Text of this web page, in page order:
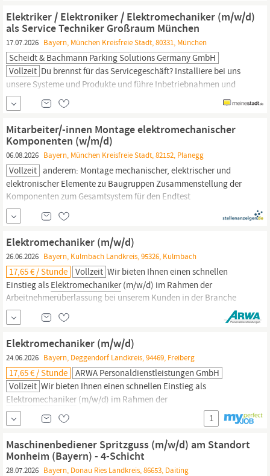
nächstmöglichen Zeitpunkt einen
(m/w/d)
Elektriker / Elektroniker / Elektromechaniker (m/w/d)
als Service Techniker Großraum München
17.07.2026 Bayern, München Kreisfreie Stadt, 80331, München
Scheidt & Bachmann Parking Solutions Germany GmbH
Vollzeit Du brennst für das Servicegeschäft? Installiere bei uns
unsere Systeme und Produkte und führe Inbetriebnahmen und
Wartungen durch. Analysiere und behebe Störungen unserer
Produkte sowie Zubehör wie Sprech- und Videoanlagen und sorge
so für einen zufriedenen Kunden. Du arbeitest gerne mit
Menschen? Bei uns weist du;das Personal unserer Kunden in
unsere Produkte ein und...
Mitarbeiter/-innen Montage elektromechanischer
Komponenten (w/m/d)
06.08.2026 Bayern, München Kreisfreie Stadt, 82152, Planegg
Vollzeit anderem: Montage mechanischer, elektrischer und
elektronischer Elemente zu Baugruppen Zusammenstellung der
Komponenten zum Gesamtsystem für den Endtest
Inbetriebnahme mit vollständigen Funktionstest der
Einzelkomponenten Ihr Profil Abgeschlossene Ausbildung als
Mechatroniker, Mechaniker, Feinmechaniker,
Techniker oder vergleichbare...
Elektromechaniker (m/w/d)
26.06.2026 Bayern, Kulmbach Landkreis, 95326, Kulmbach
17,65 € / Stunde Vollzeit Wir bieten Ihnen einen schnellen
Einstieg als Elektromechaniker(m/w/d) im Rahmen der
Arbeitnehmerüberlassung bei unserem Kunden in der Branche
Elektrotechnik & Elektronik an. Ihr neuer Job ist in Vollzeit und
befindet sich in Kulmbach. Wir bieten Ihnen Rabatte bei über 200
namhaften Anbietern Sicherer Arbeitsplatz Übertarifliche
Elektromechaniker (m/w/d)
24.06.2026 Bayern, Deggendorf Landkreis, 94469, Freiberg
17,65 € / Stunde
ARWA Personaldienstleistungen GmbH
Vollzeit Wir bieten Ihnen einen schnellen Einstieg als
Elektromechaniker (m/w/d) im Rahmen der
Arbeitnehmerüberlassung bei unserem Kunden in der Branche
Elektrotechnik & Elektronik an. Ihr neuer Job ist in Vollzeit und
befindet sich in Freiberg. Wir bieten Ihnen Abschlagszahlungen
Langfristiger Einsatz im Kundenunternehmen Sehr gute
Übernahmechancen
1
Maschinenbediener Spritzguss (m/w/d) am Standort
Monheim (Bayern) - 4-Schicht
28.07.2026 Bayern, Donau Ries Landkreis, 86653, Daiting